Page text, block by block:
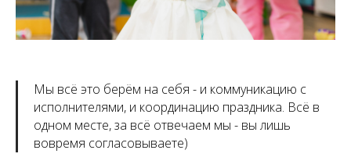
Мы всё это берём на себя - и коммуникацию с
исполнителями, и координацию праздника. Всё в
одном месте, за всё отвечаем мы - вы лишь
вовремя согласовываете)